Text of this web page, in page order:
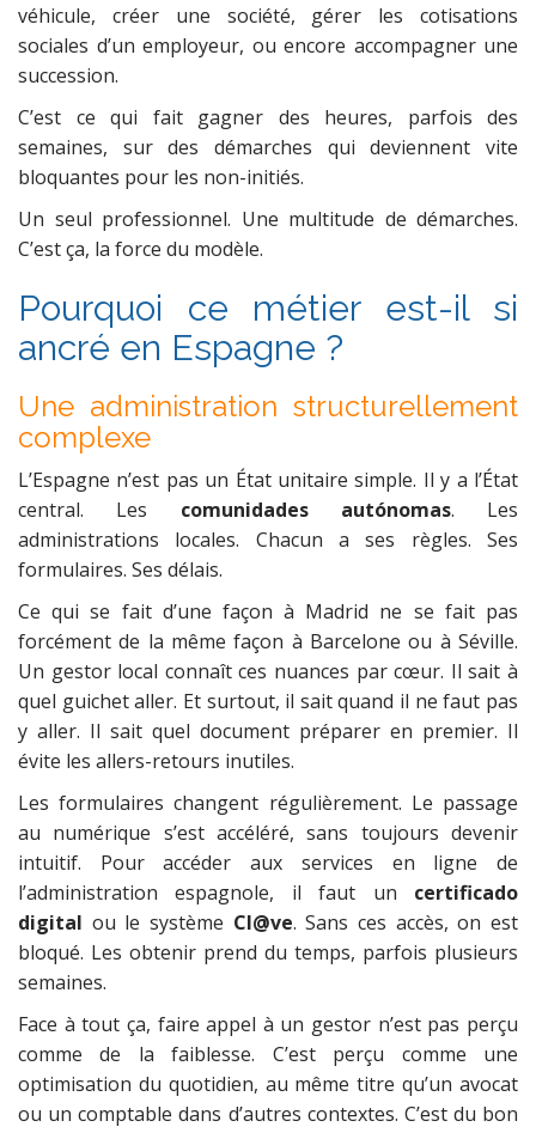
véhicule, créer une société, gérer les cotisations
sociales d’un employeur, ou encore accompagner une
succession.
C’est ce qui fait gagner des heures, parfois des
semaines, sur des démarches qui deviennent vite
bloquantes pour les non-initiés.
Un seul professionnel. Une multitude de démarches.
C’est ça, la force du modèle.
Pourquoi ce métier est-il si
ancré en Espagne ?
Une administration structurellement
complexe
L’Espagne n’est pas un État unitaire simple. Il y a l’État
central. Les comunidades autónomas. Les
administrations locales. Chacun a ses règles. Ses
formulaires. Ses délais.
Ce qui se fait d’une façon à Madrid ne se fait pas
forcément de la même façon à Barcelone ou à Séville.
Un gestor local connaît ces nuances par cœur. Il sait à
quel guichet aller. Et surtout, il sait quand il ne faut pas
y aller. Il sait quel document préparer en premier. Il
évite les allers-retours inutiles.
Les formulaires changent régulièrement. Le passage
au numérique s’est accéléré, sans toujours devenir
intuitif. Pour accéder aux services en ligne de
l’administration espagnole, il faut un certificado
digital ou le système Cl@ve. Sans ces accès, on est
bloqué. Les obtenir prend du temps, parfois plusieurs
semaines.
Face à tout ça, faire appel à un gestor n’est pas perçu
comme de la faiblesse. C’est perçu comme une
optimisation du quotidien, au même titre qu’un avocat
ou un comptable dans d’autres contextes. C’est du bon